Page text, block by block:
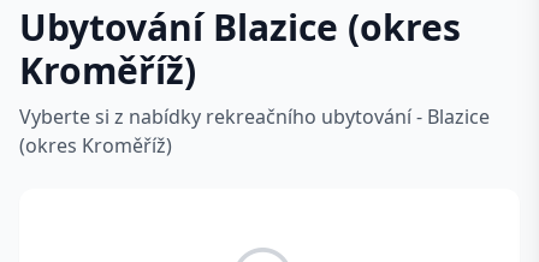
Ubytování Blazice (okres
Kroměříž)
Vyberte si z nabídky rekreačního ubytování - Blazice
(okres Kroměříž)